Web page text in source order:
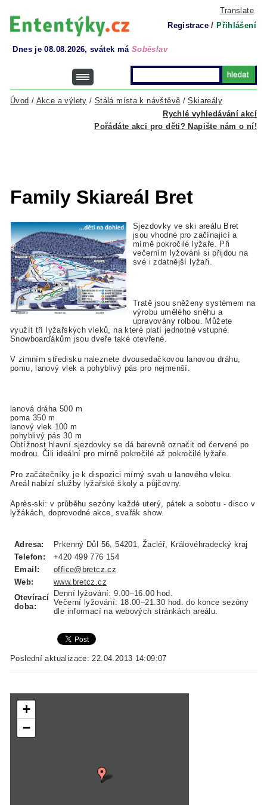
Translate
Registrace / Přihlášení
Dnes je 08.08.2026, svátek má Soběslav
Rychlé vyhledávání akcí
Úvod / Akce a výlety / Stálá místa k návštěvě /Skiareály
Pořádáte akci pro děti? Napište nám o ní!
Family Skiareál Bret
Sjezdovky ve ski areálu Bret
jsou vhodné pro začínající a
mírně pokročilé lyžaře. Při
večerním lyžování si přijdou na
své i zdatnější lyžaři.
Tratě jsou sněženy systémem na
výrobu umělého sněhu a
upravovány rolbou. Můžete
využít tří lyžařských vleků, na které platí jednotné vstupné.
Snowboarďákům jsou dveře také otevřené.
V zimním středisku naleznete dvousedačkovou lanovou dráhu,
pomu, lanový vlek a pohyblivý pás pro nejmenší.
lanová dráha 500 m
poma 350 m
lanový vlek 100 m
pohyblivý pás 30 m
Obtížnost hlavní sjezdovky se dá barevně označit od červené po
modrou. Čili ideální pro mírně pokročilé až pokročilé lyžaře.
Pro začátečníky je k dispozici mírný svah u lanového vleku.
Areál nabízí služby lyžařské školy a půjčovny.
Après-ski: v průběhu sezóny každé uterý, pátek a sobotu - disco v
lyžákách, doprovodné akce, svařák show.
Adresa:
Prkenný Důl 56, 54201, Žacléř, Královéhradecký kraj
Telefon:
+420 499 776 154
Email:
office@bretcz.cz
Web:
www.bretcz.cz
Otevírací
doba:
Denní lyžování: 9.00–16.00 hod.
Večerní lyžování: 18.00–21.30 hod. do konce sezóny
dle informací na webových stránkách areálu.
Poslední aktualizace: 22.04.2013 14:09:07
+
−